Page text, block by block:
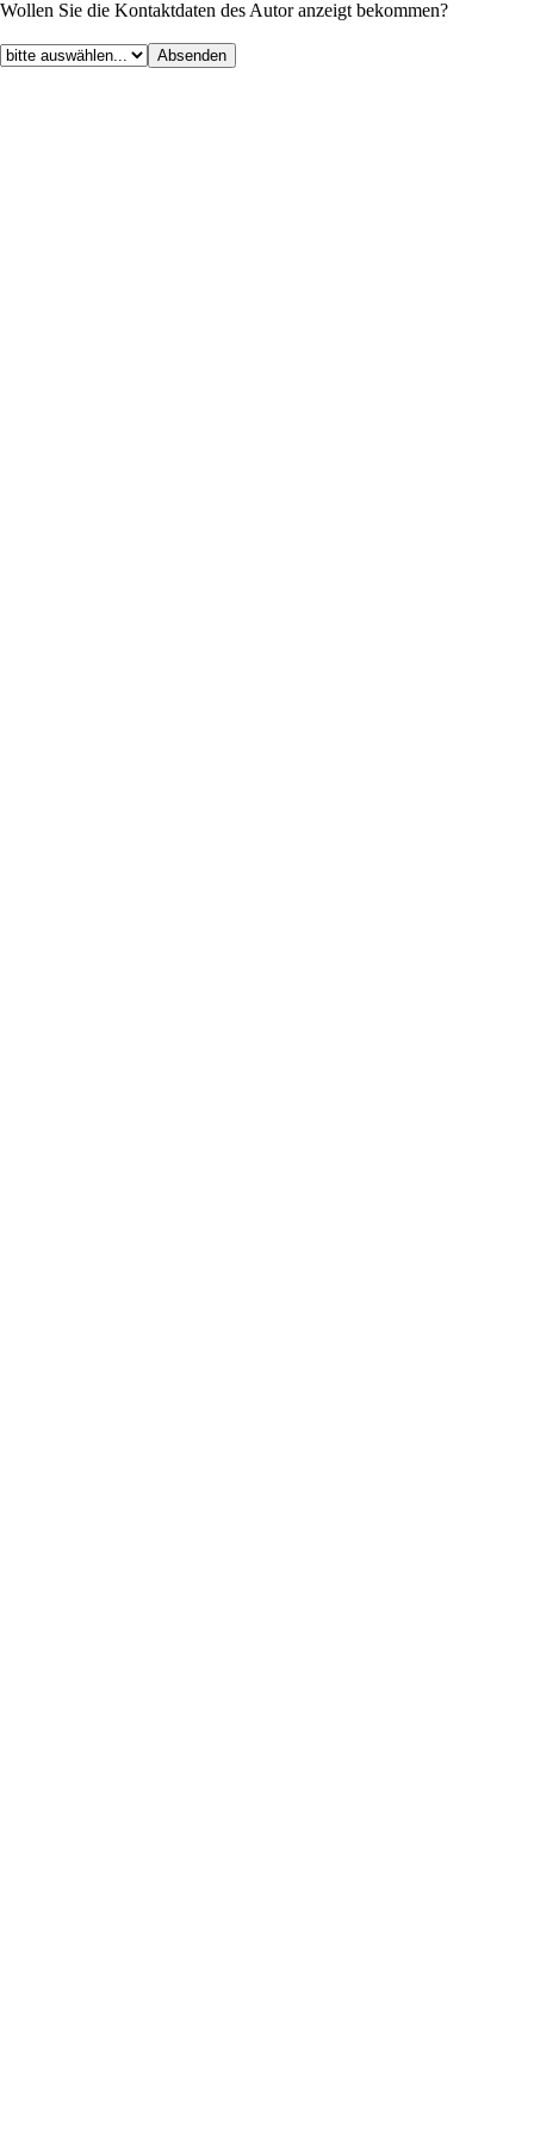
Wollen Sie die Kontaktdaten des Autor anzeigt bekommen?